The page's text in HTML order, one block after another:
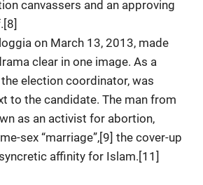
canvassers and an approving
on March 13, 2013, made
clear in one image. As a
the election coordinator, was
to the candidate. The man from
as an activist for abortion,
sex “marriage”,[9] the cover-up
affinity for Islam.[11]